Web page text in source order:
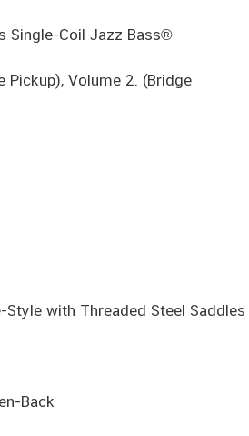
Single-Coil Jazz Bass®
Pickup), Volume 2. (Bridge
Style with Threaded Steel Saddles
Back